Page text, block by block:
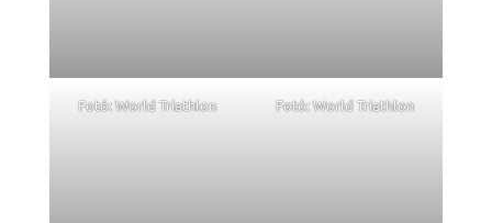
Fotó: World Triathlon Fotó: World Triathlon